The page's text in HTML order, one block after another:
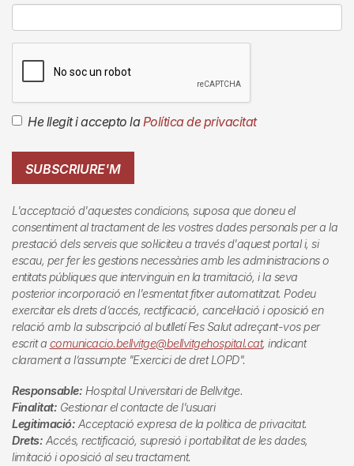
He llegit i accepto la Política de privacitat
SUBSCRIURE'M
L'acceptació d'aquestes condicions, suposa que doneu el
consentiment al tractament de les vostres dades personals per a la
prestació dels serveis que sol·liciteu a través d'aquest portal i, si
escau, per fer les gestions necessàries amb les administracions o
entitats públiques que intervinguin en la tramitació, i la seva
posterior incorporació en l'esmentat fitxer automatitzat. Podeu
exercitar els drets d’accés, rectificació, cancel·lació i oposició en
relació amb la subscripció al butlletíFes Salutadreçant-vos per
escrit a comunicacio.bellvitge@bellvitgehospital.cat, indicant
clarament a l’assumpte "Exercici de dret LOPD".
Responsable: Hospital Universitari de Bellvitge.
Finalitat: Gestionar el contacte de l'usuari
Legitimació: Acceptació expresa de la política de privacitat.
Drets: Accés, rectificació, supresió i portabilitat de les dades,
limitació i oposició al seu tractament.